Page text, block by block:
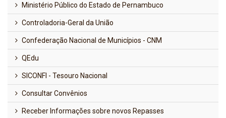
Ministério Público do Estado de Pernambuco
Controladoria-Geral da União
Confederação Nacional de Municípios - CNM
QEdu
SICONFI - Tesouro Nacional
Consultar Convênios
Receber Informações sobre novos Repasses